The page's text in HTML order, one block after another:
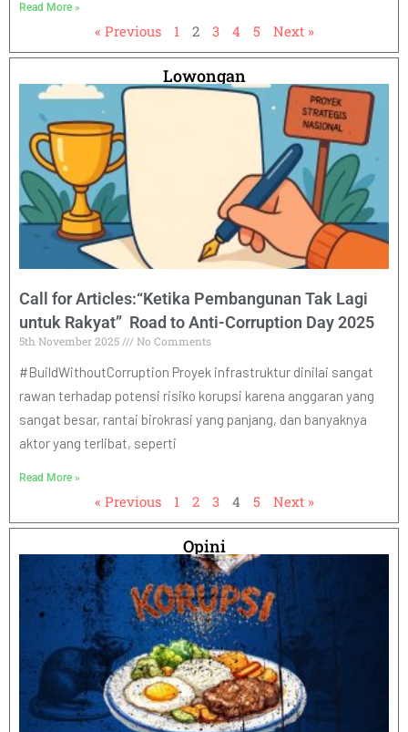
Read More »
« Previous 1 2 3 4 5 Next »
Lowongan
Call for Articles:“Ketika Pembangunan Tak Lagi
untuk Rakyat” Road to Anti-Corruption Day 2025
5th November 2025 No Comments
#BuildWithoutCorruption Proyek infrastruktur dinilai sangat
rawan terhadap potensi risiko korupsi karena anggaran yang
sangat besar, rantai birokrasi yang panjang, dan banyaknya
aktor yang terlibat, seperti
Read More »
« Previous 1 2 3 4 5 Next »
Opini